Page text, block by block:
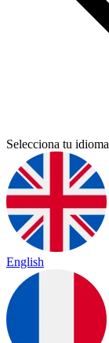
Selecciona tu idioma
English